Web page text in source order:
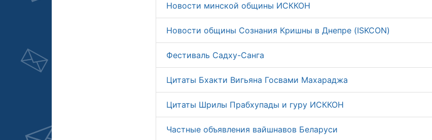
Новости минской общины ИСККОН
Новости общины Сознания Кришны в Днепре (ISKCON)
Фестиваль Садху-Санга
Цитаты Бхакти Вигьяна Госвами Махараджа
Цитаты Шрилы Прабхупады и гуру ИСККОН
Частные объявления вайшнавов Беларуси